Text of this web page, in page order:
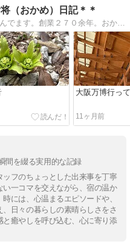
（おかめ）日記＊＊
茅葺きの古民家で小さな宿を営んでます。創業２７０余年。おかめのような女将が謎に包まれた毎日を気ままに綴っています。
大阪万博行っ
11ヶ月前
間を綴る実用的な記録
フのちょっとした出来事を丁寧
一コマを交えながら、宿の温か
には、心温まるエピソードや、
日々の暮らしの素晴らしさをさ
癒やしを呼び込む、心に寄り添